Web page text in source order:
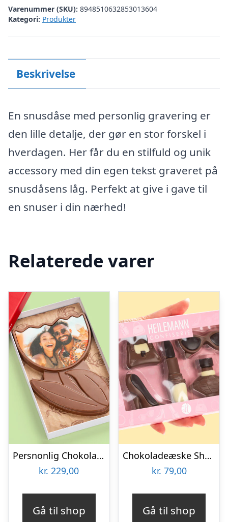
Varenummer (SKU): 8948510632853013604
Kategori: Produkter
Beskrivelse
En snusdåse med personlig gravering er
den lille detalje, der gør en stor forskel i
hverdagen. Her får du en stilfuld og unik
accessory med din egen tekst graveret på
snusdåsens låg. Perfekt at give i gave til
en snuser i din nærhed!
Relaterede varer
Persnonlig Chokoladeblomst med Billede
kr. 229,00
Gå til shop
Chokoladeæske Shopping
kr. 79,00
Gå til shop